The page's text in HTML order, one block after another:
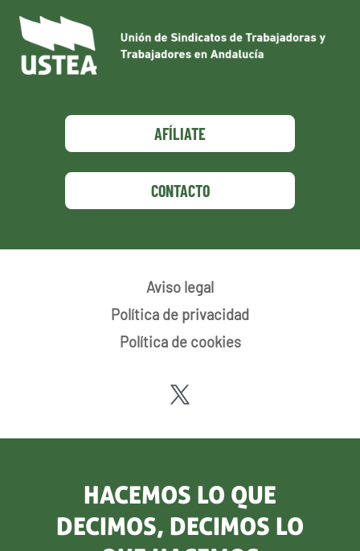
AFÍLIATE
CONTACTO
Aviso legal
Política de privacidad
Política de cookies
HACEMOS LO QUE
DECIMOS, DECIMOS LO